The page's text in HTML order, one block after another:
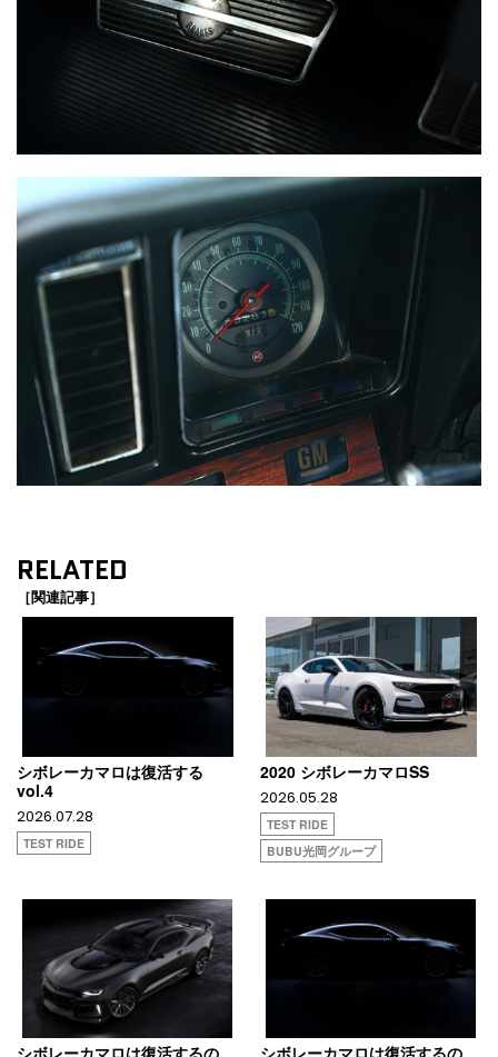
RELATED
［関連記事］
シボレーカマロは復活する
vol.4
2026.07.28
TEST RIDE
2020 シボレーカマロSS
2026.05.28
TEST RIDE
BUBU光岡グループ
シボレーカマロは復活するの
シボレーカマロは復活するの